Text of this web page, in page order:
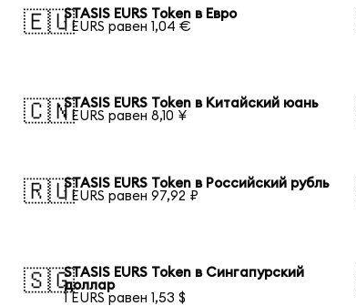
🇪🇺STASIS EURS Token в Евро
1 EURS равен 1,04 €
🇨🇳STASIS EURS Token в Китайский юань
1 EURS равен 8,10 ¥
🇷🇺STASIS EURS Token в Российский рубль
1 EURS равен 97,92 ₽
🇸🇬STASIS EURS Token в Сингапурский
доллар
1 EURS равен 1,53 $